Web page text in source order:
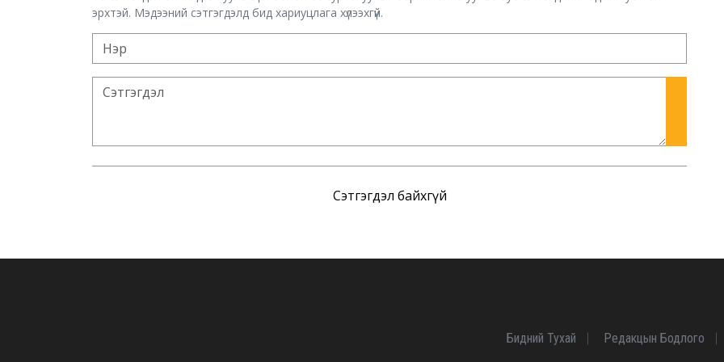
эрхтэй. Мэдээний сэтгэгдэлд бид хариуцлага хүлээхгүй.
Сэтгэгдэл байхгүй
Бидний Тухай Редакцын Бодлого